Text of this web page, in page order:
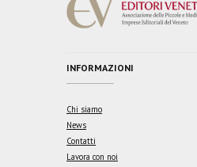
INFORMAZIONI
Chi siamo
News
Contatti
Lavora con noi